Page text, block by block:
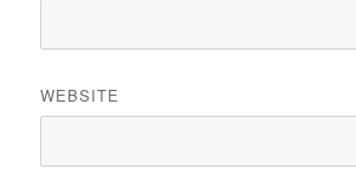
WEBSITE